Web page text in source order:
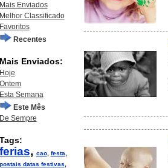
Mais Enviados
Melhor Classificado
Favoritos
Recentes
Mais Enviados:
Hoje
Ontem
Esta Semana
Este Mês
De Sempre
Tags:
ferias, cao, festa
postais datas festivas